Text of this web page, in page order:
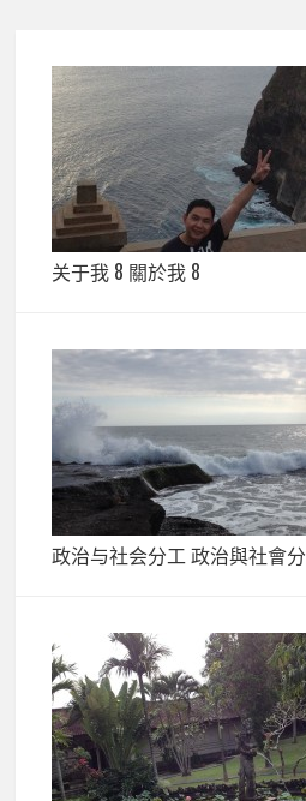
关于我 8 關於我 8
政治与社会分工 政治與社會分